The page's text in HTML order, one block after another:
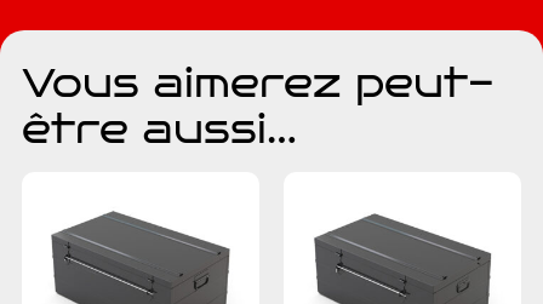
Vous aimerez peut-
être aussi…